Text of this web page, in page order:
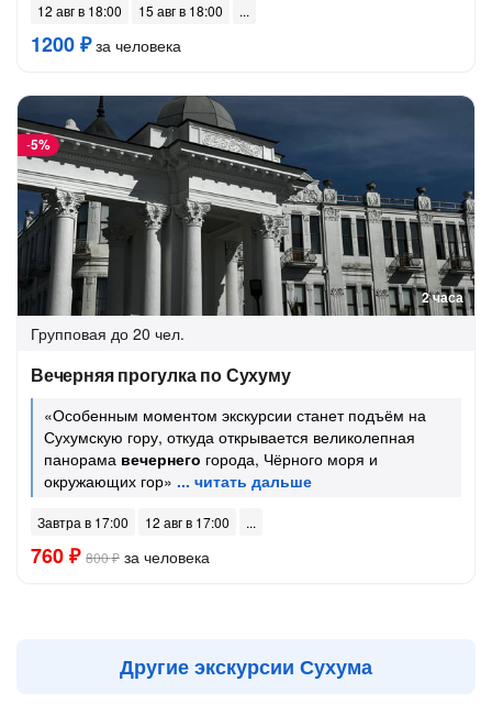
12 авг в 18:00 15 авг в 18:00
1200 ₽за человека
2 часа
-5%
Групповая до 20 чел.
Вечерняя прогулка по Сухуму
«Особенным моментом экскурсии станет подъём на
Сухумскую гору, откуда открывается великолепная
панорама вечернего города, Чёрного моря и
окружающих гор»
Завтра в 17:00 12 авг в 17:00
760 ₽ 800 ₽ за человека
Другие экскурсии Сухума